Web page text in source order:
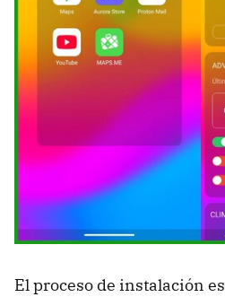
El proceso de instalación es